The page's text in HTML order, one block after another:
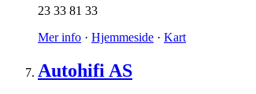
23 33 81 33
Mer info · Hjemmeside · Kart
Autohifi AS